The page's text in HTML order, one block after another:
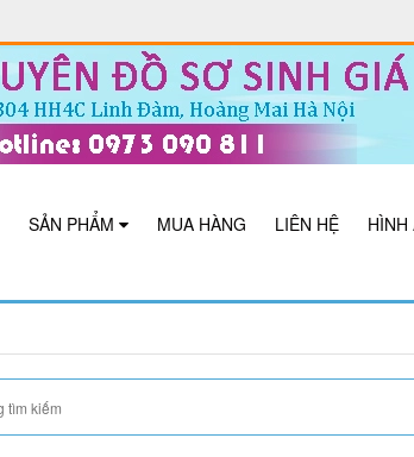
SẢN PHẨM MUA HÀNG LIÊN HỆ HÌNH